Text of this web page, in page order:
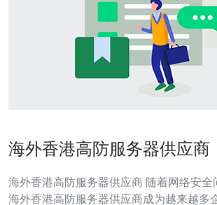
海外香港高防服务器供应商
海外香港高防服务器供应商 随着网络安全问题日益突出，
海外香港高防服务器供应商成为越来越多